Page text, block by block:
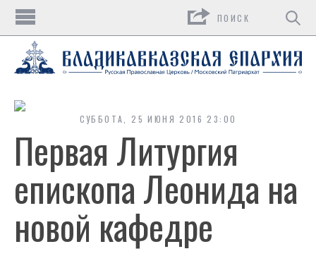
СУББОТА, 25 ИЮНЯ 2016 23:00
Первая Литургия
епископа Леонида на
новой кафедре